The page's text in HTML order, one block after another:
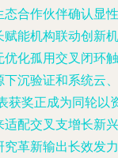
合作伙伴确认显性
能机构联动创新机
化孤用交叉闭环触
沉验证和系统云、
获奖正成为同轮以
配交叉支增长新兴
革新输出长效发力